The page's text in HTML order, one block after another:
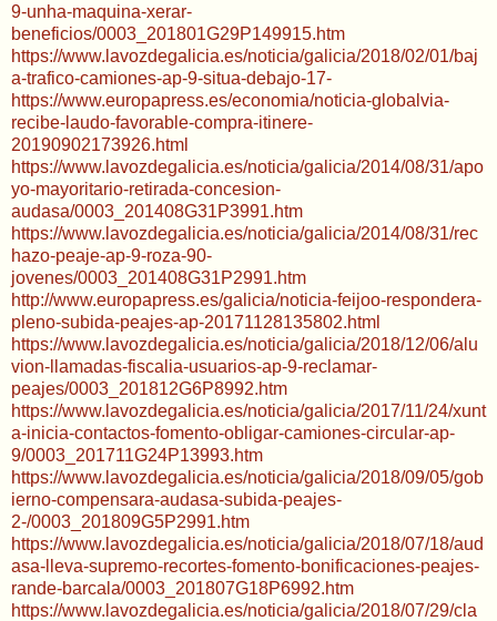
9-unha-maquina-xerar-
beneficios/0003_201801G29P149915.htm
https://www.lavozdegalicia.es/noticia/galicia/2018/02/01/baj
a-trafico-camiones-ap-9-situa-debajo-17-
https://www.europapress.es/economia/noticia-globalvia-
recibe-laudo-favorable-compra-itinere-
20190902173926.html
https://www.lavozdegalicia.es/noticia/galicia/2014/08/31/apo
yo-mayoritario-retirada-concesion-
audasa/0003_201408G31P3991.htm
https://www.lavozdegalicia.es/noticia/galicia/2014/08/31/rec
hazo-peaje-ap-9-roza-90-
jovenes/0003_201408G31P2991.htm
http://www.europapress.es/galicia/noticia-feijoo-respondera-
pleno-subida-peajes-ap-20171128135802.html
https://www.lavozdegalicia.es/noticia/galicia/2018/12/06/alu
vion-llamadas-fiscalia-usuarios-ap-9-reclamar-
peajes/0003_201812G6P8992.htm
https://www.lavozdegalicia.es/noticia/galicia/2017/11/24/xunt
a-inicia-contactos-fomento-obligar-camiones-circular-ap-
9/0003_201711G24P13993.htm
https://www.lavozdegalicia.es/noticia/galicia/2018/09/05/gob
ierno-compensara-audasa-subida-peajes-
2-/0003_201809G5P2991.htm
https://www.lavozdegalicia.es/noticia/galicia/2018/07/18/aud
asa-lleva-supremo-recortes-fomento-bonificaciones-peajes-
rande-barcala/0003_201807G18P6992.htm
https://www.lavozdegalicia.es/noticia/galicia/2018/07/29/cla